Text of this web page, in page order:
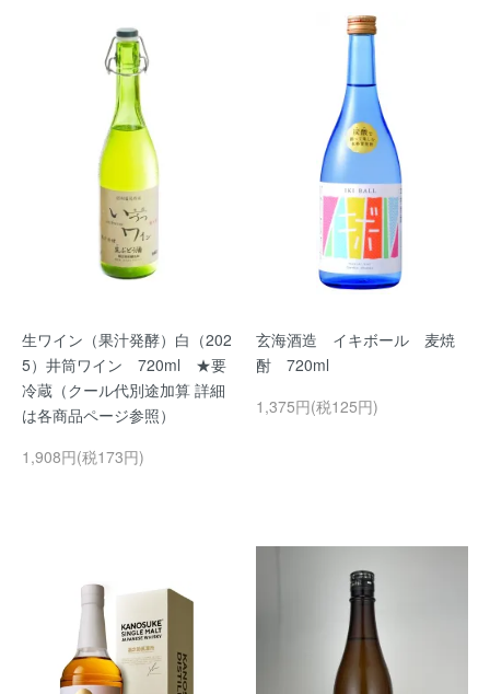
生ワイン（果汁発酵）白（202
5）井筒ワイン 720ml ★要
冷蔵（クール代別途加算 詳細
は各商品ページ参照）
1,908円(税173円)
玄海酒造 イキボール 麦焼
酎 720ml
1,375円(税125円)